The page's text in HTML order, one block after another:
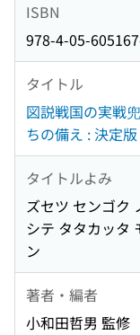
ISBN
978-4-05-
タイトル
図説戦国の実戦
ちの備え : 決定版
タイトルよみ
ズセツ センゴク
シテ タタカッタ
ン
著者・編者
小和田哲男 監修